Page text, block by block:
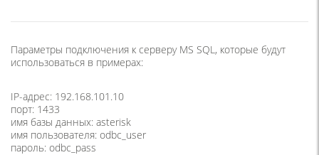
Параметры подключения к серверу MS SQL, которые будут
использоваться в примерах:
IP-адрес: 192.168.101.10
порт: 1433
имя базы данных: asterisk
имя пользователя: odbc_user
пароль: odbc_pass